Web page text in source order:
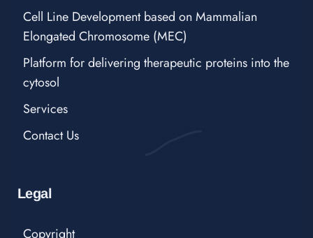
Cell Line Development based on Mammalian
Elongated Chromosome (MEC)
Platform for delivering therapeutic proteins into the
cytosol
Services
Contact Us
Legal
Copyright